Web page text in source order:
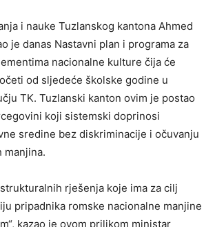
i nauke Tuzlanskog kantona Ahmed
je danas Nastavni plan i programa za
nacionalne kulture čija će
od sljedeće školske godine u
TK. Tuzlanski kanton ovim je postao
koji sistemski doprinosi
sredine bez diskriminacije i očuvanju
manjina.
rješenja koje ima za cilj
pripadnika romske nacionalne manjine
kazao je ovom prilikom ministar